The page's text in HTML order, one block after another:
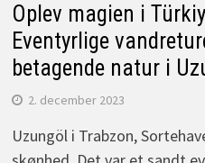
Oplev magien i
Eventyrlige
betagende natur i
2. december 2023
Uzungöl i Trabzon,